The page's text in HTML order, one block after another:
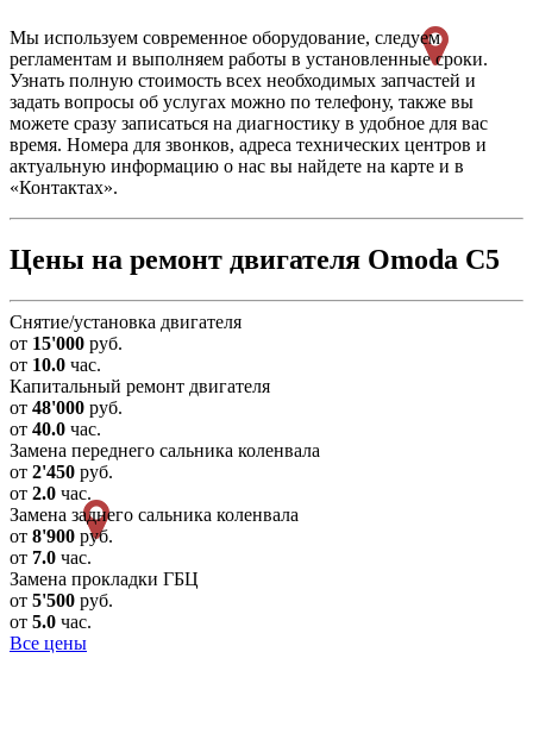
Мы используем современное оборудование, следуем
регламентам и выполняем работы в установленные сроки.
Узнать полную стоимость всех необходимых запчастей и
задать вопросы об услугах можно по телефону, также вы
можете сразу записаться на диагностику в удобное для вас
время. Номера для звонков, адреса технических центров и
актуальную информацию о нас вы найдете на карте и в
«Контактах».
Цены на ремонт двигателя Omoda C5
Снятие/установка двигателя
от 15'000 руб.
от 10.0 час.
Капитальный ремонт двигателя
от 48'000 руб.
от 40.0 час.
Замена переднего сальника коленвала
от 2'450 руб.
от 2.0 час.
Замена заднего сальника коленвала
от 8'900 руб.
от 7.0 час.
Замена прокладки ГБЦ
от 5'500 руб.
от 5.0 час.
Все цены